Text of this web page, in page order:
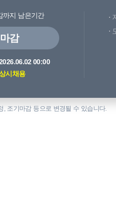
까지 남은기간
마감
00:00
시채용
, 조기마감 등으로 변경될 수 있습니다.